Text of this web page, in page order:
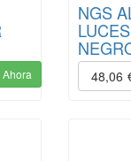
NGS
48,06